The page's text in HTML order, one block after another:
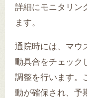
詳細にモニタリン
ます。
通院時には、マウ
動具合をチェック
調整を行います。
動が確保され、予